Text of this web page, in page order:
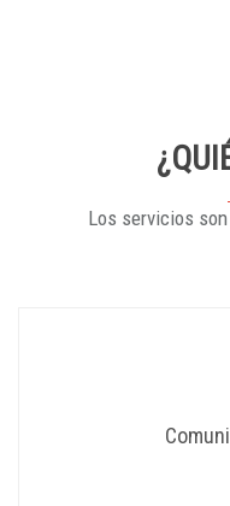
Los servicios